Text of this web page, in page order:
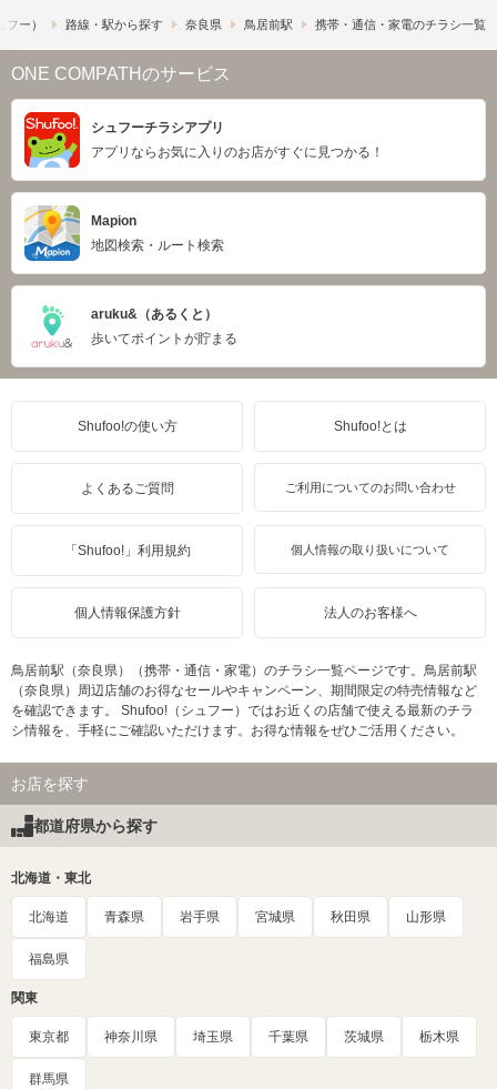
ー） 路線・駅から探す 奈良県 鳥居前駅 携帯・通信・家電のチラシ一覧
ONE COMPATHのサービス
シュフーチラシアプリ
アプリならお気に入りのお店がすぐに見つかる！
Mapion
地図検索・ルート検索
aruku&（あるくと）
歩いてポイントが貯まる
Shufoo!の使い方 Shufoo!とは
よくあるご質問 ご利用についてのお問い合わせ
「Shufoo!」利用規約 個人情報の取り扱いについて
個人情報保護方針 法人のお客様へ
鳥居前駅（奈良県）（携帯・通信・家電）のチラシ一覧ページです。鳥居前駅
（奈良県）周辺店舗のお得なセールやキャンペーン、期間限定の特売情報など
を確認できます。 Shufoo!（シュフー）ではお近くの店舗で使える最新のチラ
シ情報を、手軽にご確認いただけます。お得な情報をぜひご活用ください。
お店を探す
都道府県から探す
北海道・東北
北海道 青森県 岩手県 宮城県 秋田県 山形県
福島県
関東
東京都 神奈川県 埼玉県 千葉県 茨城県 栃木県
群馬県